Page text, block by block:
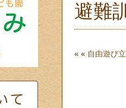
避難
« « 自由遊び